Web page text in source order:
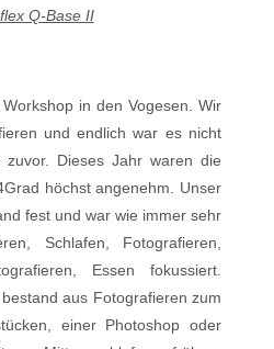
Q-Base II
in den Vogesen. Wir
und endlich war es nicht
Dieses Jahr waren die
höchst angenehm. Unser
fest und war wie immer sehr
Schlafen, Fotografieren,
Essen fokussiert.
aus Fotografieren zum
einer Photoshop oder